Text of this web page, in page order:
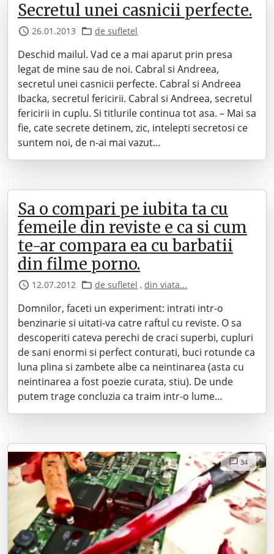
Secretul unei casnicii perfecte.
26.01.2013 de sufletel
Deschid mailul. Vad ce a mai aparut prin presa
legat de mine sau de noi. Cabral si Andreea,
secretul unei casnicii perfecte. Cabral si Andreea
Ibacka, secretul fericirii. Cabral si Andreea, secretul
fericirii in cuplu. Si titlurile continua tot asa. – Mai sa
fie, cate secrete detinem, zic, intelepti secretosi ce
suntem noi, de n-ai mai vazut…
Sa o compari pe iubita ta cu
femeile din reviste e ca si cum
te-ar compara ea cu barbatii
din filme porno.
12.07.2012 de sufletel ,din viata...
Domnilor, faceti un experiment: intrati intr-o
benzinarie si uitati-va catre raftul cu reviste. O sa
descoperiti cateva perechi de craci superbi, cupluri
de sani enormi si perfect conturati, buci rotunde ca
luna plina si zambete albe ca neintinarea (asta cu
neintinarea a fost poezie curata, stiu). De unde
putem trage concluzia ca traim intr-o lume…
34